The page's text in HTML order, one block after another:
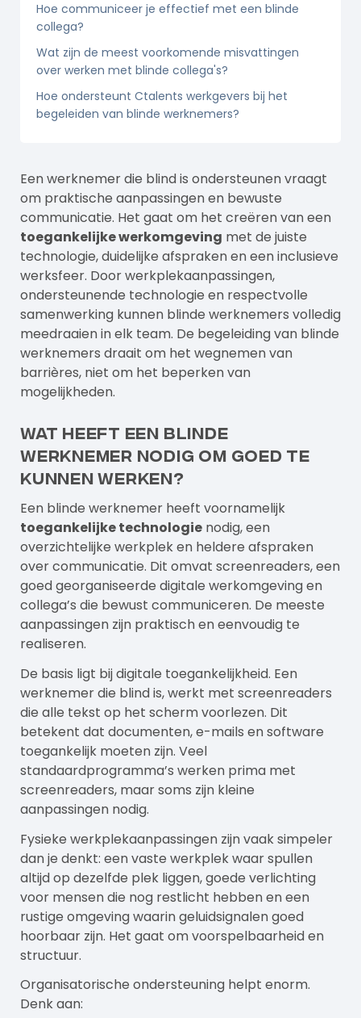
Hoe communiceer je effectief met een blinde
collega?
Wat zijn de meest voorkomende misvattingen
over werken met blinde collega's?
Hoe ondersteunt Ctalents werkgevers bij het
begeleiden van blinde werknemers?
Een werknemer die blind is ondersteunen vraagt
om praktische aanpassingen en bewuste
communicatie. Het gaat om het creëren van een
toegankelijke werkomgeving met de juiste
technologie, duidelijke afspraken en een inclusieve
werksfeer. Door werkplekaanpassingen,
ondersteunende technologie en respectvolle
samenwerking kunnen blinde werknemers volledig
meedraaien in elk team. De begeleiding van blinde
werknemers draait om het wegnemen van
barrières, niet om het beperken van
mogelijkheden.
Wat heeft een blinde
werknemer nodig om goed te
kunnen werken?
Een blinde werknemer heeft voornamelijk
toegankelijke technologie nodig, een
overzichtelijke werkplek en heldere afspraken
over communicatie. Dit omvat screenreaders, een
goed georganiseerde digitale werkomgeving en
collega’s die bewust communiceren. De meeste
aanpassingen zijn praktisch en eenvoudig te
realiseren.
De basis ligt bij digitale toegankelijkheid. Een
werknemer die blind is, werkt met screenreaders
die alle tekst op het scherm voorlezen. Dit
betekent dat documenten, e-mails en software
toegankelijk moeten zijn. Veel
standaardprogramma’s werken prima met
screenreaders, maar soms zijn kleine
aanpassingen nodig.
Fysieke werkplekaanpassingen zijn vaak simpeler
dan je denkt: een vaste werkplek waar spullen
altijd op dezelfde plek liggen, goede verlichting
voor mensen die nog restlicht hebben en een
rustige omgeving waarin geluidsignalen goed
hoorbaar zijn. Het gaat om voorspelbaarheid en
structuur.
Organisatorische ondersteuning helpt enorm.
Denk aan: